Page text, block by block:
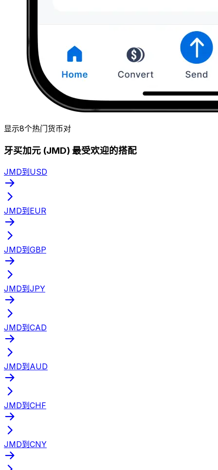
显示8个热门货币对
牙买加元 (JMD) 最受欢迎的搭配
JMD到USD
JMD到EUR
JMD到GBP
JMD到JPY
JMD到CAD
JMD到AUD
JMD到CHF
JMD到CNY